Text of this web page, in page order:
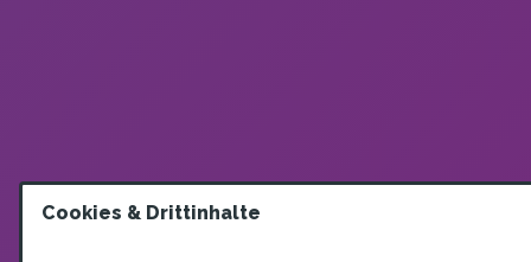
Cookies & Drittinhalte